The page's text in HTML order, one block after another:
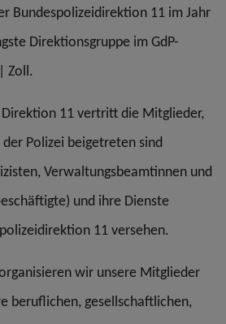
Bundespolizeidirektion 11 im Jahr
Direktionsgruppe im GdP-
Zoll.
11 vertritt die Mitglieder,
Polizei beigetreten sind
Verwaltungsbeamtinnen und
und ihre Dienste
11 versehen.
wir unsere Mitglieder
beruflichen, gesellschaftlichen,